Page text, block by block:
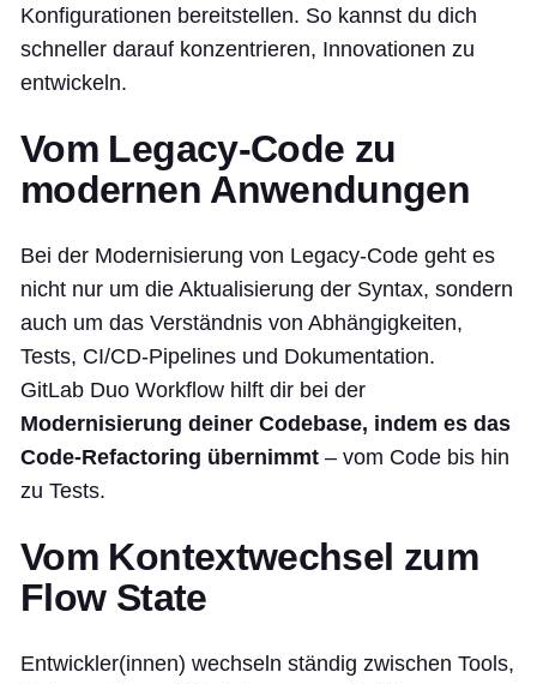
Konfigurationen bereitstellen. So kannst du dich
schneller darauf konzentrieren, Innovationen zu
entwickeln.
Vom Legacy-Code zu
modernen Anwendungen
Bei der Modernisierung von Legacy-Code geht es
nicht nur um die Aktualisierung der Syntax, sondern
auch um das Verständnis von Abhängigkeiten,
Tests, CI/CD-Pipelines und Dokumentation.
GitLab Duo Workflow hilft dir bei der
Modernisierung deiner Codebase, indem es das
Code-Refactoring übernimmt – vom Code bis hin
zu Tests.
Vom Kontextwechsel zum
Flow State
Entwickler(innen) wechseln ständig zwischen Tools,